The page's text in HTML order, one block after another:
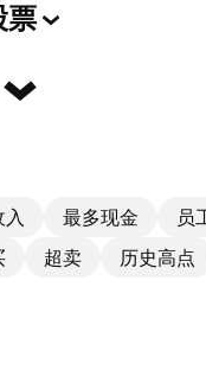
票
入 最多现金 员
超卖 历史高点